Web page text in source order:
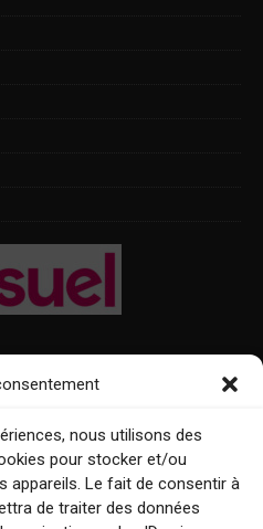
nous utilisons des
pour stocker et/ou
appareils. Le fait de consentir à
de traiter des données
: oû trouver Le Mensuel ?
en ligne